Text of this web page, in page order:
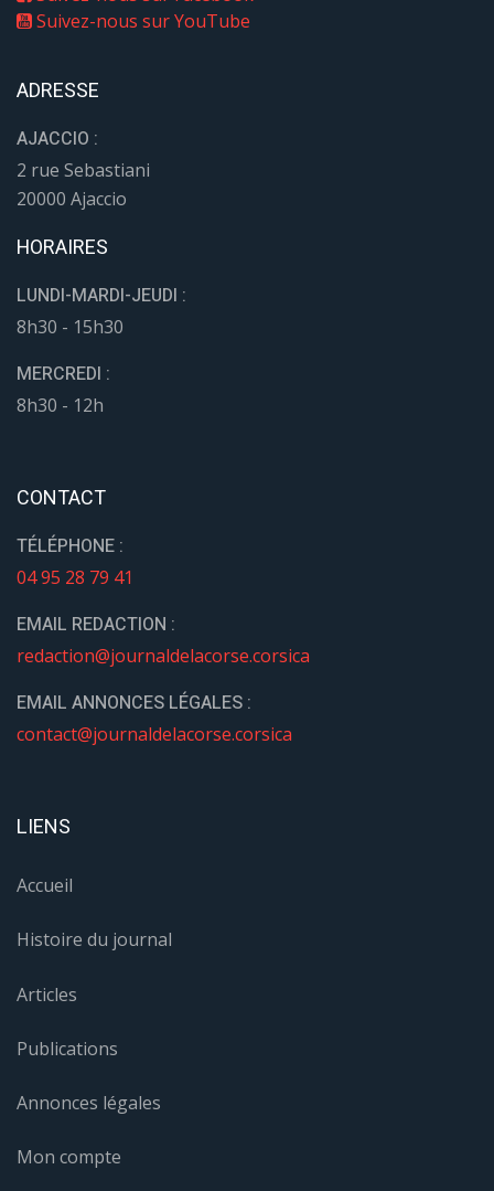
Suivez-nous sur YouTube
ADRESSE
AJACCIO :
2 rue Sebastiani
20000 Ajaccio
HORAIRES
LUNDI-MARDI-JEUDI :
8h30 - 15h30
MERCREDI :
8h30 - 12h
CONTACT
TÉLÉPHONE :
04 95 28 79 41
EMAIL REDACTION :
redaction@journaldelacorse.corsica
EMAIL ANNONCES LÉGALES :
contact@journaldelacorse.corsica
LIENS
Accueil
Histoire du journal
Articles
Publications
Annonces légales
Mon compte